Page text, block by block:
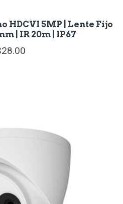
HDCVI 5MP | Lente Fijo
| IR 20m | IP67
28.00